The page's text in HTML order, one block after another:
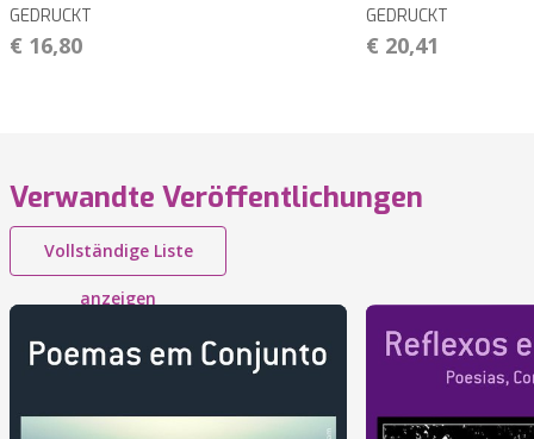
GEDRUCKT
€ 16,80
GEDRUCKT
€ 20,41
Verwandte Veröffentlichungen
Vollständige Liste
anzeigen